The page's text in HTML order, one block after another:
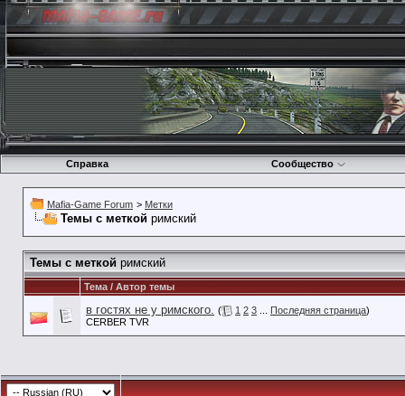
Справка Сообщество
Mafia-Game Forum > Метки
Темы с меткой римский
Темы с меткой римский
Тема / Автор темы
в гостях не у римского. ( 1 2 3 Последняя страница)
CERBER TVR